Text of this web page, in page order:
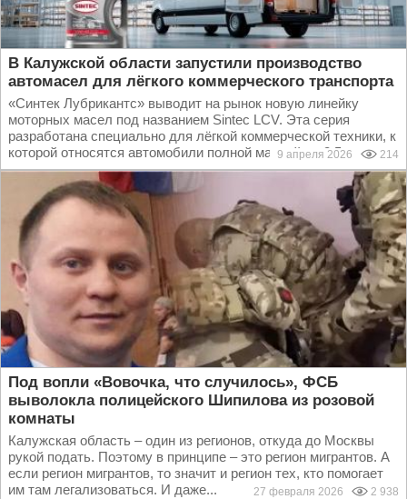
В Калужской области запустили производство
автомасел для лёгкого коммерческого транспорта
«Синтек Лубрикантс» выводит на рынок новую линейку
моторных масел под названием Sintec LCV. Эта серия
разработана специально для лёгкой коммерческой техники, к
которой относятся автомобили полной массой до 3,5...
9 апреля 2026 214
Под вопли «Вовочка, что случилось», ФСБ
выволокла полицейского Шипилова из розовой
комнаты
Калужская область – один из регионов, откуда до Москвы
рукой подать. Поэтому в принципе – это регион мигрантов. А
если регион мигрантов, то значит и регион тех, кто помогает
им там легализоваться. И даже...
27 февраля 2026 2 938